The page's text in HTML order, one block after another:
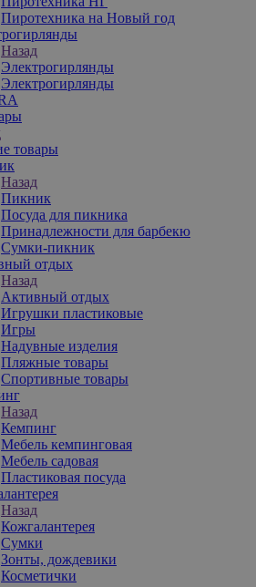
Пиротехника на Новый год
Назад
Электрогирлянды
Электрогирлянды
товары
Назад
Пикник
Посуда для пикника
Принадлежности для барбекю
Сумки-пикник
отдых
Назад
Активный отдых
Игрушки пластиковые
Игры
Надувные изделия
Пляжные товары
Спортивные товары
Назад
Кемпинг
Мебель кемпинговая
Мебель садовая
Пластиковая посуда
Назад
Кожгалантерея
Сумки
Зонты, дождевики
Косметички